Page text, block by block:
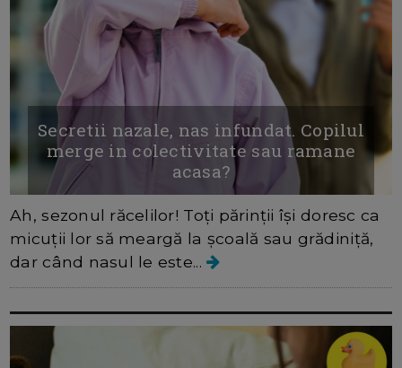
Secretii nazale, nas infundat. Copilul
merge in colectivitate sau ramane
acasa?
Ah, sezonul răcelilor! Toți părinții își doresc ca
micuții lor să meargă la școală sau grădiniță,
dar când nasul le este...